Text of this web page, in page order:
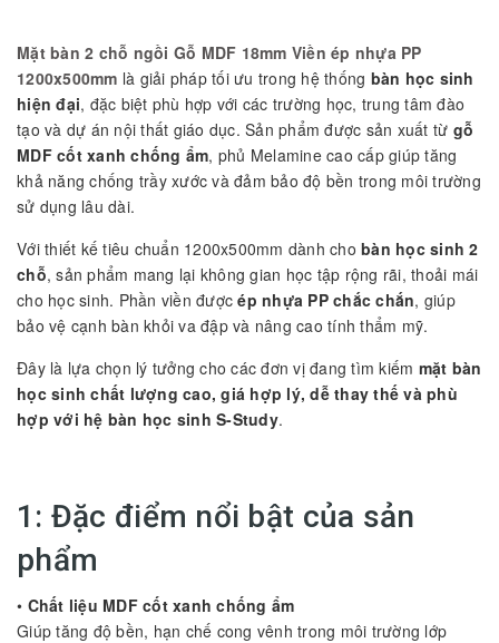
Mặt bàn 2 chỗ ngồi Gỗ MDF 18mm Viền ép nhựa PP
1200x500mm là giải pháp tối ưu trong hệ thống bàn học sinh
hiện đại, đặc biệt phù hợp với các trường học, trung tâm đào
tạo và dự án nội thất giáo dục. Sản phẩm được sản xuất từ gỗ
MDF cốt xanh chống ẩm, phủ Melamine cao cấp giúp tăng
khả năng chống trầy xước và đảm bảo độ bền trong môi trường
sử dụng lâu dài.
Với thiết kế tiêu chuẩn 1200x500mm dành cho bàn học sinh 2
chỗ, sản phẩm mang lại không gian học tập rộng rãi, thoải mái
cho học sinh. Phần viền đượcép nhựa PP chắc chắn, giúp
bảo vệ cạnh bàn khỏi va đập và nâng cao tính thẩm mỹ.
Đây là lựa chọn lý tưởng cho các đơn vị đang tìm kiếm mặt bàn
học sinh chất lượng cao, giá hợp lý, dễ thay thế và phù
hợp với hệ bàn học sinh S-Study.
1: Đặc điểm nổi bật của sản
phẩm
• Chất liệu MDF cốt xanh chống ẩm
Giúp tăng độ bền, hạn chế cong vênh trong môi trường lớp